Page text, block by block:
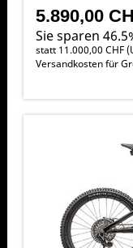
5.890,00
Sie sparen
statt 11.000,00 CHF(
Versandkosten für